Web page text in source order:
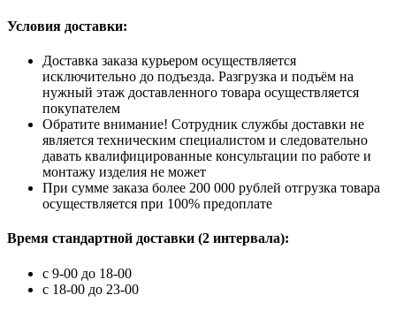
Условия доставки:
Доставка заказа курьером осуществляется
исключительно до подъезда. Разгрузка и подъём на
нужный этаж доставленного товара осуществляется
покупателем
Обратите внимание! Сотрудник службы доставки не
является техническим специалистом и следовательно
давать квалифицированные консультации по работе и
монтажу изделия не может
При сумме заказа более 200 000 рублей отгрузка товара
осуществляется при 100% предоплате
Время стандартной доставки (2 интервала):
c 9-00 до 18-00
с 18-00 до 23-00